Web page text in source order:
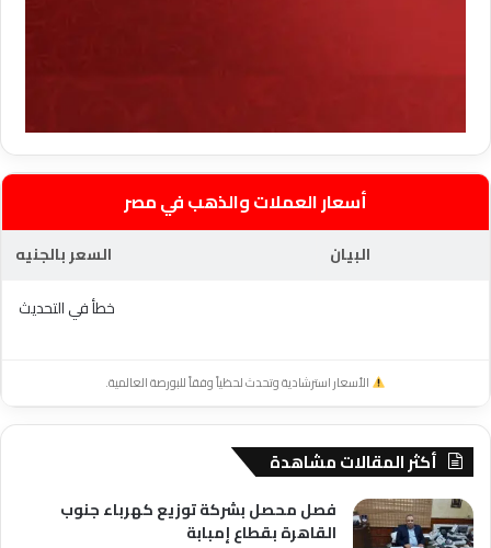
أسعار العملات والذهب في مصر
البيان
السعر بالجنيه
خطأ في التحديث
الأسعار استرشادية وتحدث لحظياً وفقاً للبورصة العالمية.
أكثر المقالات مشاهدة
فصل محصل بشركة توزيع كهرباء جنوب
القاهرة بقطاع إمبابة